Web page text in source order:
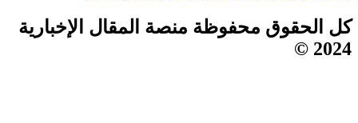
كل الحقوق محفوظة منصة المقال الإخبارية
2024 ©